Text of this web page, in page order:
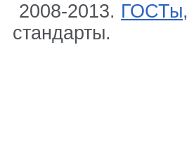
2008-2013. ГОСТы,
стандарты.